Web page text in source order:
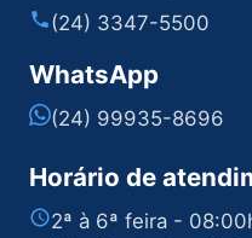
(24) 3347-5500
WhatsApp
(24) 99935-8696
Horário de
2ª à 6ª feira -